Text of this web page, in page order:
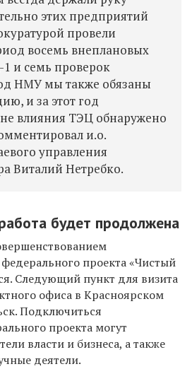
этих предприятий
провели
восемь внеплановых
и семь проверок
НМУ мы также обязаны
и за этот год
влияния ТЭЦ обнаружено
и.о.
управления
Виталий Нетребко.
будет продолжена
проекта «Чистый
Следующий пункт для визита
офиса в Красноярском
Подключиться
проекта могут
власти и бизнеса, а также
деятели.